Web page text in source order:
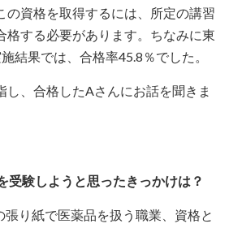
の資格を取得するには、所定の講習
格する必要があります。ちなみに東
結果では、合格率45.8％でした。
し、合格したAさんにお話を聞きま
験しようと思ったきっかけは？
り紙で医薬品を扱う職業、資格と